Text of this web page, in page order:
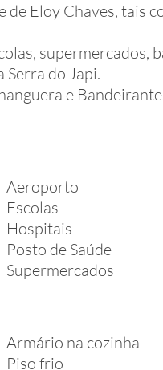
de Eloy Chaves, tais
supermercados,
Serra do Japi.
e
Aeroporto
Escolas
Hospitais
Posto de Saúde
Supermercados
Armário na cozinha
Piso frio